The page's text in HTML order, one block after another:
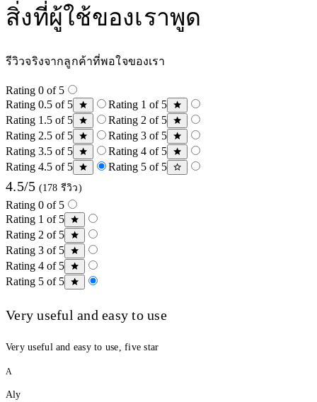
สิ่งที่ผู้ใช้ของเราพูด
รีวิวจริงจากลูกค้าที่พอใจของเรา
Rating 0 of 5
Rating 0.5 of 5
Rating 1 of 5
Rating 1.5 of 5
Rating 2 of 5
Rating 2.5 of 5
Rating 3 of 5
Rating 3.5 of 5
Rating 4 of 5
Rating 4.5 of 5
Rating 5 of 5
4.5/5 (178 รีวิว)
Rating 0 of 5
Rating 1 of 5
Rating 2 of 5
Rating 3 of 5
Rating 4 of 5
Rating 5 of 5
Very useful and easy to use
Very useful and easy to use, five star
A
Aly